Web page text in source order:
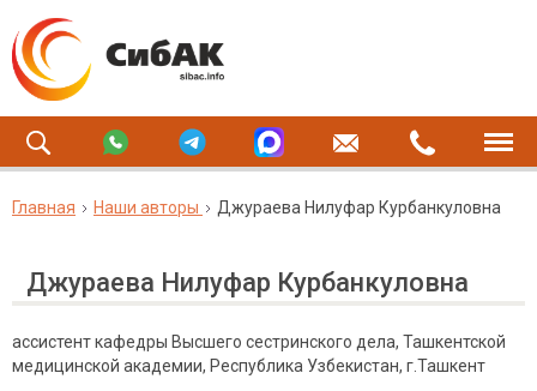
Главная Наши авторы Джураева Нилуфар Курбанкуловна
Джураева Нилуфар Курбанкуловна
ассистент кафедры Высшего сестринского дела, Ташкентской
медицинской академии, Республика Узбекистан, г.Ташкент